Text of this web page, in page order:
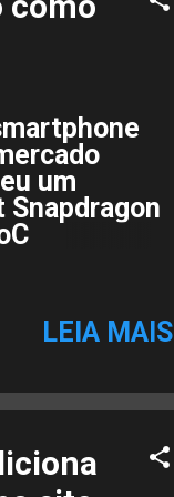
um
Snapdragon
a Índia
chegará
o mesmo
mas as
bem
LEIA MAIS